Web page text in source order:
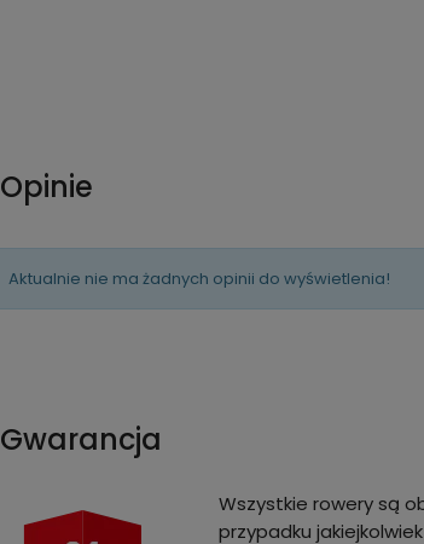
Opinie
Aktualnie nie ma żadnych opinii do wyświetlenia!
Gwarancja
Wszystkie rowery są
przypadku